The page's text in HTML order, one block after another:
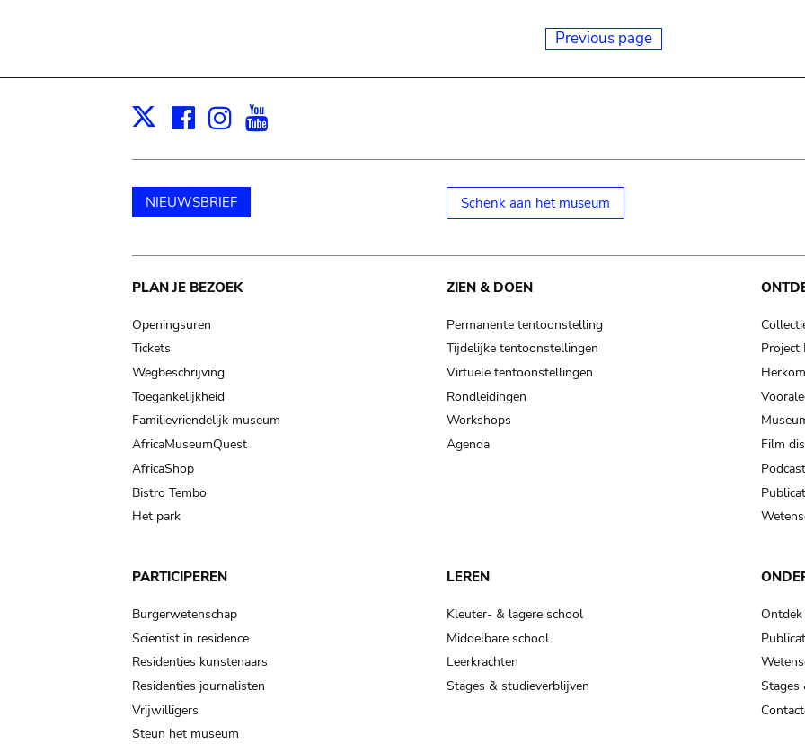
Previous page
X Facebook
Instagram
NIEUWSBRIEF Schenk aan het museum
Main
navigation
PLAN JE BEZOEK
Openingsuren
Tickets
Wegbeschrijving
Toegankelijkheid
Familievriendelijk museum
AfricaMuseumQuest
AfricaShop
Bistro Tembo
Het park
ZIEN & DOEN
Permanente tentoonstelling
Tijdelijke tentoonstellingen
Virtuele tentoonstellingen
Rondleidingen
Workshops
Agenda
Project
Film
PARTICIPEREN
Burgerwetenschap
Scientist in residence
Residenties kunstenaars
Residenties journalisten
Vrijwilligers
Steun het museum
LEREN
Kleuter- & lagere school
Middelbare school
Leerkrachten
Stages & studieverblijven
Stages